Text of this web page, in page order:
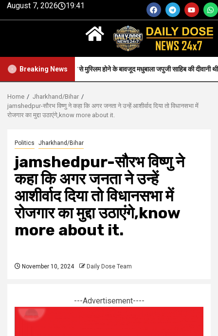
August 7, 2026 19:41
Breaking News
Faith-जन्म से मुस्लिम होने के बावजूद मधुबाला जपुजी साहिब की दीवानी थी..
Home
Jharkhand/Bihar
jamshedpur-सौरभ विष्णु ने कहा कि अगर जनता ने उन्हें आशीर्वाद दिया तो विधानसभा में
रोजगार का मुद्दा उठाएंगे,know more about it.
Politics Jharkhand/Bihar
jamshedpur-सौरभ विष्णु ने
कहा कि अगर जनता ने उन्हें
आशीर्वाद दिया तो विधानसभा में
रोजगार का मुद्दा उठाएंगे,know
more about it.
November 10, 2024 Daily Dose Team
---Advertisement----